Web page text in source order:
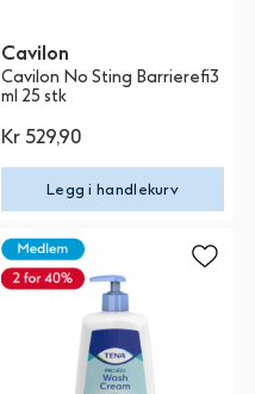
Cavilon
Cavilon No Sting Barrierefi3
ml 25 stk
Kr 529,90
Legg i handlekurv